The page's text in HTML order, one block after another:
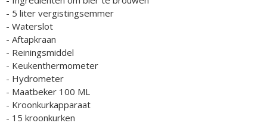
- 5 liter vergistingsemmer
- Waterslot
- Aftapkraan
- Reiningsmiddel
- Keukenthermometer
- Hydrometer
- Maatbeker 100 ML
- Kroonkurkapparaat
- 15 kroonkurken